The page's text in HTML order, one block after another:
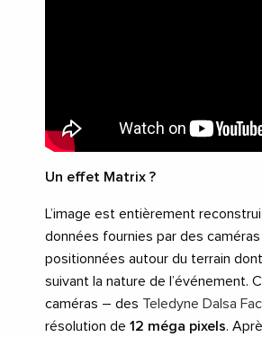
Un effet Matrix ?
L’image est entièrement
données fournies par des
positionnées autour du terrain
suivant la nature de l’événement.
caméras – des Teledyne Dalsa
résolution de 12 méga pixels.